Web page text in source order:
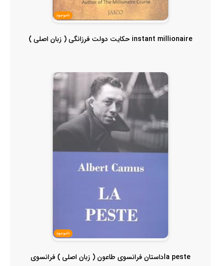
ناموجود
instant millionaire حکایت دولت فرزانگی ( زبان اصلی )
ناموجود
la pesteداستان فرانسوی طاعون ( زبان اصلی ) فرانسوی